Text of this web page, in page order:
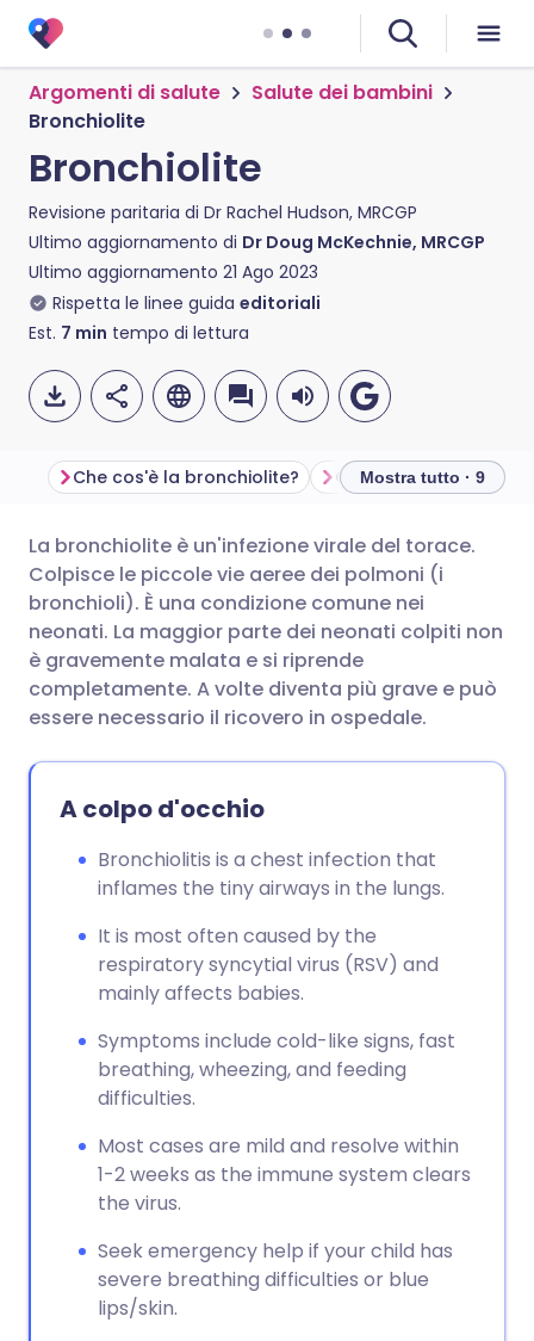
Argomenti di salute
Salute dei bambini
Bronchiolite
Bronchiolite
Revisione paritaria di Dr Rachel Hudson, MRCGP
Ultimo aggiornamento di Dr Doug McKechnie, MRCGP
Ultimo aggiornamento 21 Ago 2023
Rispetta le linee guida editoriali
Est. 7 min tempo di lettura
Condividi via email
Condividi su Facebook
Condividi su LinkedIn
Condividi su X
Copia link
🇬🇧 English 🇩🇪 Deutsch
🇪🇸 Español 🇫🇷 Français
🇮🇹 Italiano 🇵🇹
🇮🇳 हिन्दी 🇮🇱 עברית
Che cos'è la bronchiolite? Chi contrae la
Mostra tutto · 9
La bronchiolite è un'infezione virale del torace.
Colpisce le piccole vie aeree dei polmoni (i
bronchioli). È una condizione comune nei
neonati. La maggior parte dei neonati colpiti non
è gravemente malata e si riprende
completamente. A volte diventa più grave e può
essere necessario il ricovero in ospedale.
A colpo d'occhio
Bronchiolitis is a chest infection that
inflames the tiny airways in the lungs.
It is most often caused by the
respiratory syncytial virus (RSV) and
mainly affects babies.
Symptoms include cold-like signs, fast
breathing, wheezing, and feeding
difficulties.
Most cases are mild and resolve within
1-2 weeks as the immune system clears
the virus.
Seek emergency help if your child has
severe breathing difficulties or blue
lips/skin.